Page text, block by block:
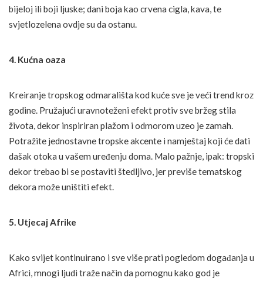
bijeloj ili boji ljuske; dani boja kao crvena cigla, kava, te
svjetlozelena ovdje su da ostanu.
4. Kućna oaza
Kreiranje tropskog odmarališta kod kuće sve je veći trend kroz
godine. Pružajući uravnoteženi efekt protiv sve bržeg stila
života, dekor inspiriran plažom i odmorom uzeo je zamah.
Potražite jednostavne tropske akcente i namještaj koji će dati
dašak otoka u vašem uređenju doma. Malo pažnje, ipak: tropski
dekor trebao bi se postaviti štedljivo, jer previše tematskog
dekora može uništiti efekt.
5. Utjecaj Afrike
Kako svijet kontinuirano i sve više prati pogledom događanja u
Africi, mnogi ljudi traže način da pomognu kako god je